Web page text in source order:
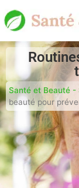
Santé et Beauté -
beauté pour